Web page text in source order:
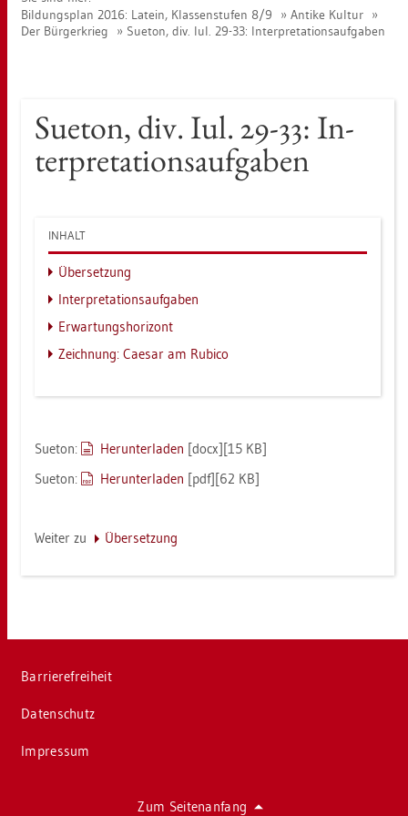
Bil­dungs­plan 2016: La­tein, Klas­sen­stu­fen 8/9
An­ti­ke Kul­tur
Der Bür­ger­krieg
Sue­ton, div. Iul. 29-33: In­ter­pre­ta­ti­ons­auf­ga­ben
Sue­ton, div. Iul. 29-33: In­
ter­pre­ta­ti­ons­auf­ga­ben
IN­HALT
Über­set­zung
In­ter­pre­ta­ti­ons­auf­ga­ben
Er­war­tungs­ho­ri­zont
Zeich­nung: Cae­sar am Ru­bi­co
Sue­ton: Her­un­ter­la­den [docx][15 KB]
Sue­ton:
Her­un­ter­la­den [pdf][62 KB]
Wei­ter zu Über­set­zung
Bar­rie­re­frei­heit
Da­ten­schutz
Im­pres­sum
Zum Sei­ten­an­fang